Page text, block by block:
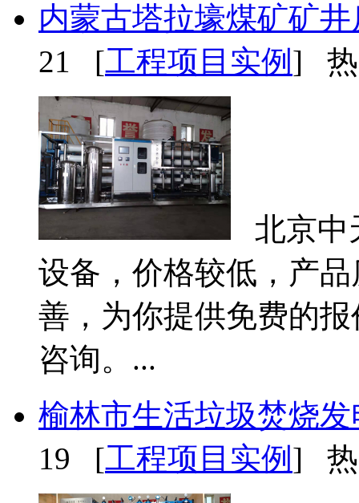
内蒙古塔拉壕煤矿矿
21 [工程项目实例 ] 热
北京中
设备，价格较低，产
善，为你提供免费的
咨询。...
榆林市生活垃圾焚烧
19 [工程项目实例 ] 热